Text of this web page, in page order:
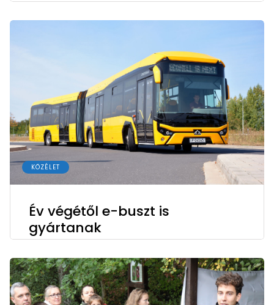
KÖZÉLET
Év végétől e-buszt is
gyártanak